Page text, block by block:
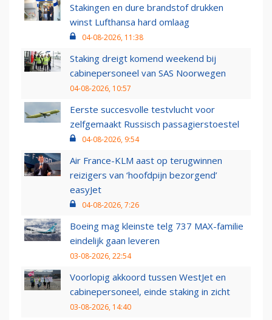
Stakingen en dure brandstof drukken
winst Lufthansa hard omlaag
04-08-2026, 11:38
Staking dreigt komend weekend bij
cabinepersoneel van SAS Noorwegen
04-08-2026, 10:57
Eerste succesvolle testvlucht voor
zelfgemaakt Russisch passagierstoestel
04-08-2026, 9:54
Air France-KLM aast op terugwinnen
reizigers van ‘hoofdpijn bezorgend’
easyJet
04-08-2026, 7:26
Boeing mag kleinste telg 737 MAX-familie
eindelijk gaan leveren
03-08-2026, 22:54
Voorlopig akkoord tussen WestJet en
cabinepersoneel, einde staking in zicht
03-08-2026, 14:40